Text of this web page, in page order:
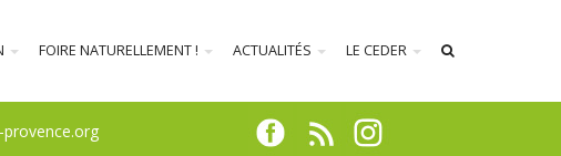
FOIRE NATURELLEMENT ! ACTUALITÉS LE CEDER